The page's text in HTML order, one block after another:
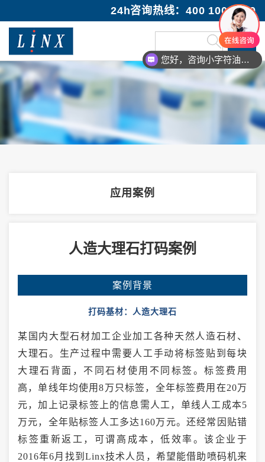
24h咨询热线：400 100 1089
应用案例
人造大理石打码案例
案例背景
打码基材：人造大理石
某国内大型石材加工企业加工各种天然人造石材、
大理石。生产过程中需要人工手动将标签贴到每块
大理石背面，不同石材使用不同标签。标签费用
高，单线年均使用8万只标签，全年标签费用在20万
元，加上记录标签上的信息需人工，单线人工成本5
万元，全年贴标签人工多达160万元。还经常因贴错
标签重新返工，可谓高成本，低效率。该企业于
2016年6月找到Linx技术人员，希望能借助喷码机来
您好，咨询小字符油墨喷码机